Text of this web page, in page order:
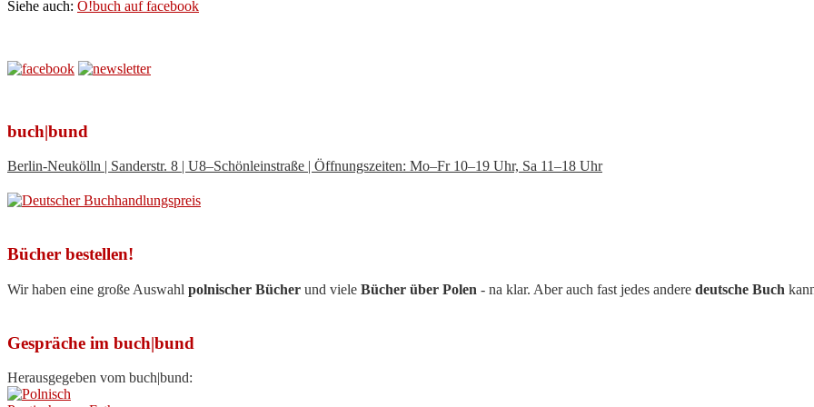
Siehe auch: O!buch auf facebook
buch|bund
Berlin-Neukölln | Sanderstr. 8 | U8–Schönleinstraße | Öffnungszeiten: Mo–Fr 10–19 Uhr, Sa 11–18 Uhr
Bücher bestellen!
Wir haben eine große Auswahl polnischer Bücher und viele Bücher über Polen - na klar. Aber auch fast jedes andere deutsche Buch
Gespräche im buch|bund
Herausgegeben vom buch|bund: